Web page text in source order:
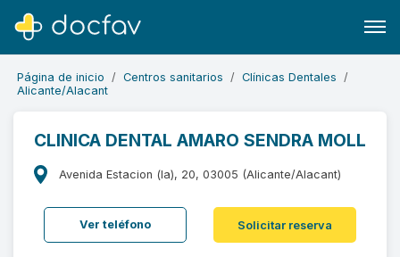
Página de inicio Centros sanitarios
Clínicas Dentales
Alicante/Alacant
CLINICA DENTAL AMARO SENDRA MOLL
Avenida Estacion (la), 20, 03005 (Alicante/Alacant)
Ver teléfono Solicitar reserva